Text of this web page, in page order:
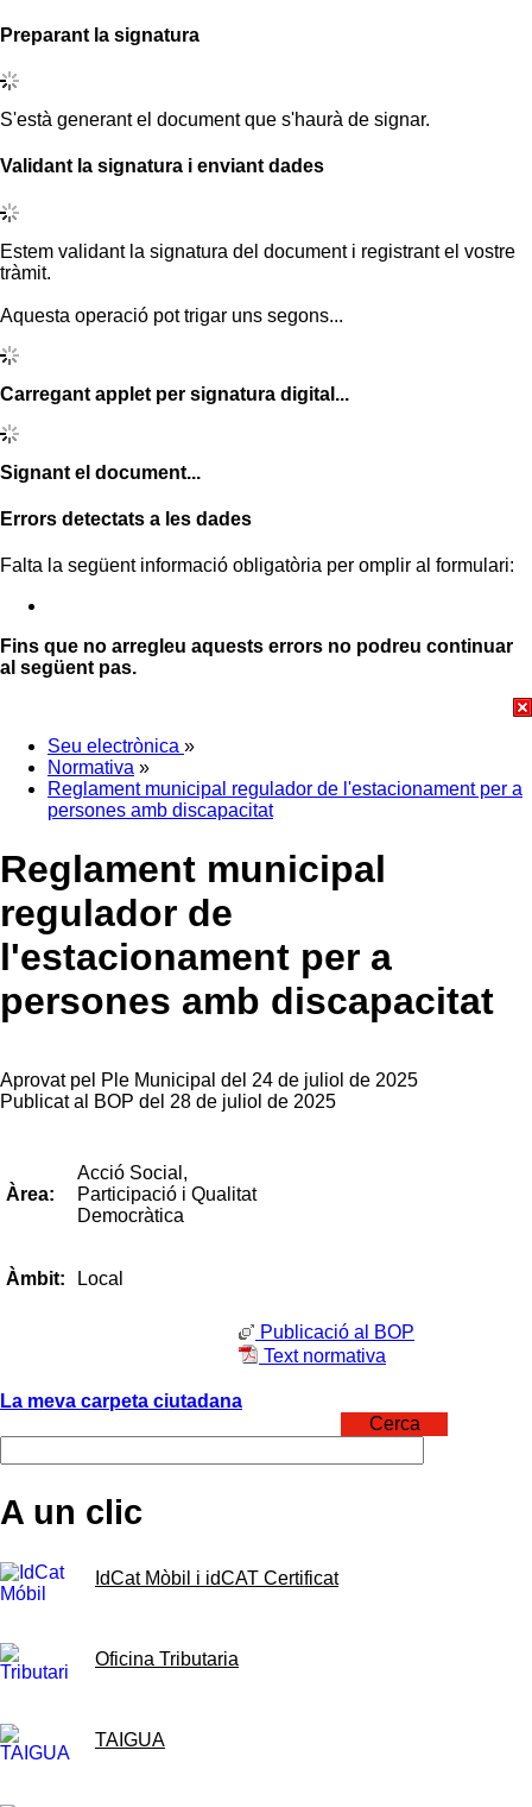
Preparant la signatura
S'està generant el document que s'haurà de signar.
Validant la signatura i enviant dades
Estem validant la signatura del document i registrant el vostre
tràmit.
Aquesta operació pot trigar uns segons...
Carregant applet per signatura digital...
Signant el document...
Errors detectats a les dades
Falta la següent informació obligatòria per omplir al formulari:
Fins que no arregleu aquests errors no podreu continuar
al següent pas.
Seu electrònica »
Normativa »
Reglament municipal regulador de l'estacionament per a
persones amb discapacitat
Reglament municipal
regulador de
l'estacionament per a
persones amb discapacitat
Aprovat pel Ple Municipal del 24 de juliol de 2025
Publicat al BOP del 28 de juliol de 2025
Àrea:
Acció Social,
Participació i Qualitat
Democràtica
Àmbit: Local
Publicació al BOP
Text normativa
La meva carpeta ciutadana
Cerca
A un clic
IdCat Mòbil i idCAT Certificat
Oficina Tributaria
TAIGUA